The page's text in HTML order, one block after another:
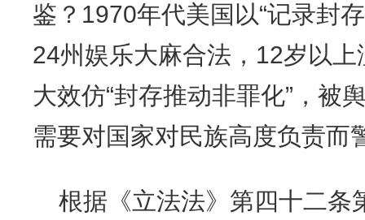
鉴？1970年代美国以“记录封
24州娱乐大麻合法，12岁以
大效仿“封存推动非罪化”，被
需要对国家对民族高度负责而
根据《立法法》第四十二条